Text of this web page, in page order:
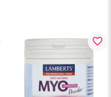
favorite_border